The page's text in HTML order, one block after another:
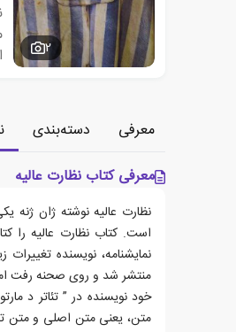
2
معرفی دسته‌بندی
معرفی کتاب نظارت عالیه
نظارت عالیه نوشته ژان ژنه
نمایشنامه، نویسنده
خود نویسنده در ” تئاتر د
متن، یعنی متن اصلی و متن